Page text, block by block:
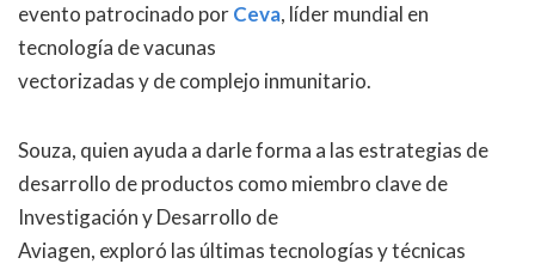
evento patrocinado porCeva, líder mundial en
tecnología de vacunas
vectorizadas y de complejo inmunitario.
Souza, quien ayuda a darle forma a las estrategias de
desarrollo de productos como miembro clave de
Investigación y Desarrollo de
Aviagen, exploró las últimas tecnologías y técnicas